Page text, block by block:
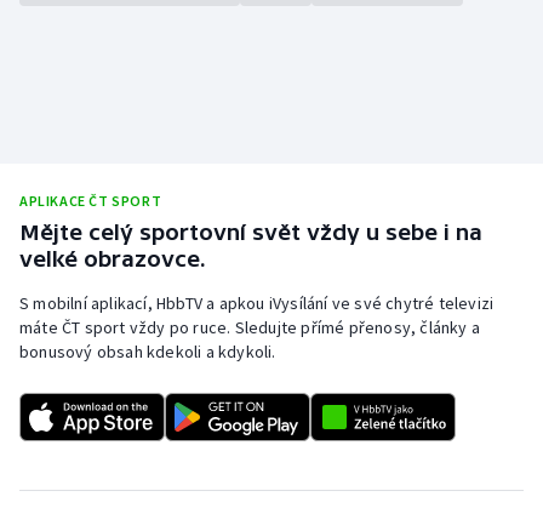
Futsal
Golf
Gymnastika
Házená
Jezdectví
APLIKACE ČT SPORT
Mějte celý sportovní svět vždy u sebe i na
velké obrazovce.
S mobilní aplikací, HbbTV a apkou iVysílání ve své chytré televizi
máte ČT sport vždy po ruce. Sledujte přímé přenosy, články a
bonusový obsah kdekoli a kdykoli.